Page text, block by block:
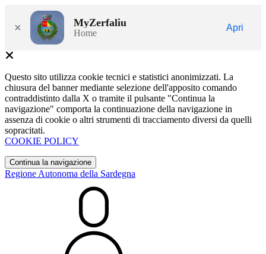
× MyZerfaliu
Home
Apri
Questo sito utilizza cookie tecnici e statistici anonimizzati. La
chiusura del banner mediante selezione dell'apposito comando
contraddistinto dalla X o tramite il pulsante "Continua la
navigazione" comporta la continuazione della navigazione in
assenza di cookie o altri strumenti di tracciamento diversi da quelli
sopracitati.
COOKIE POLICY
Continua la navigazione
Regione Autonoma della Sardegna